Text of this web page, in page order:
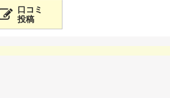
口コミ
投稿